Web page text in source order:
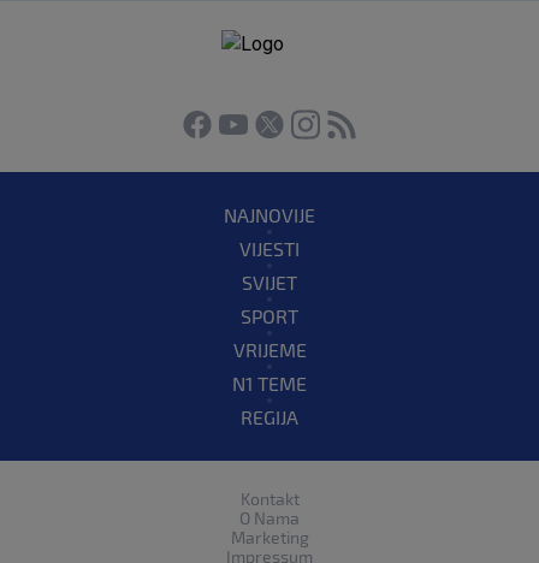
NAJNOVIJE
VIJESTI
SVIJET
SPORT
VRIJEME
N1 TEME
REGIJA
Kontakt
O Nama
Marketing
Impressum